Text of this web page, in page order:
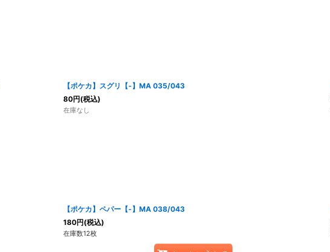
【ポケカ】スグリ【-】MA 035/043
80円(税込)
在庫なし
【ポケカ】ペパー【-】MA 038/043
180円(税込)
在庫数12枚